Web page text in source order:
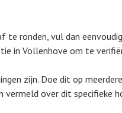
ronden, vul dan
in Vollenhove om te
zijn. Doe dit op
vermeld over dit specifieke